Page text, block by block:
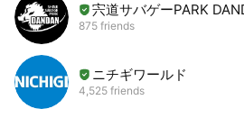
宍道サバゲーPARK
875 friends
ニチギワールド
4,525 friends